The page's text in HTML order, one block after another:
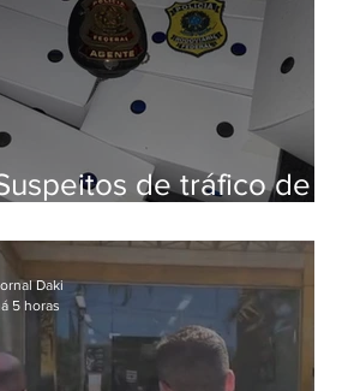
de tráfico de
com 50 aves
Daki
5 horas